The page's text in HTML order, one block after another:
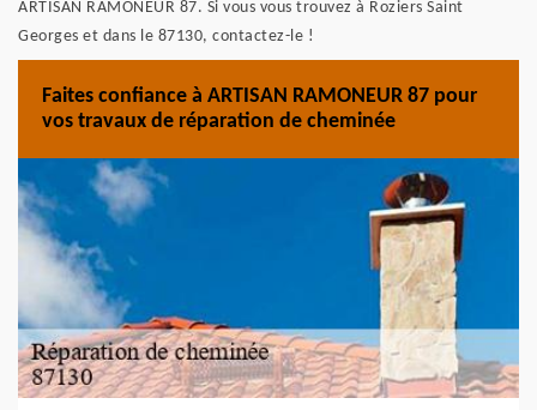
ARTISAN RAMONEUR 87. Si vous vous trouvez à Roziers Saint
Georges et dans le 87130, contactez-le !
Faites confiance à ARTISAN RAMONEUR 87 pour
vos travaux de réparation de cheminée